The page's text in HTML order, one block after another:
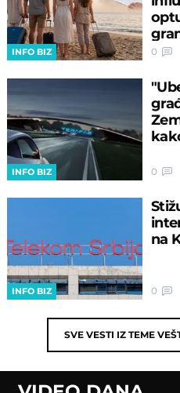
INFO BIZ 0
INFO BIZ 0
INFO BIZ
na
0
SVE VESTI IZ TEME